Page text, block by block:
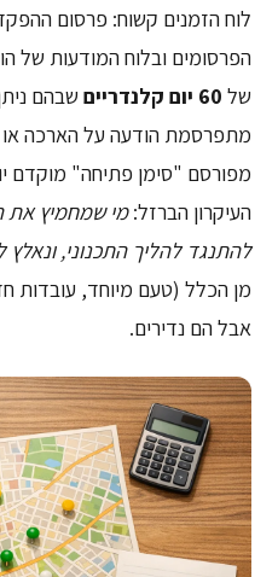
לוח הזמנים קשוח: פרסום
הפרסומים ובלוח המודעות של
של 60 יום קלנדריים
שבהם
מתפרסמת הודעה על הארכה או
מפורסם "סימן פתיחה" מוקדם
העיקרון הברזל:מי שמחמיץ את
להתנגד להליך התכנוני,
מן הכלל (טעם מיוחד, עובדות
אבל הם נדירים.